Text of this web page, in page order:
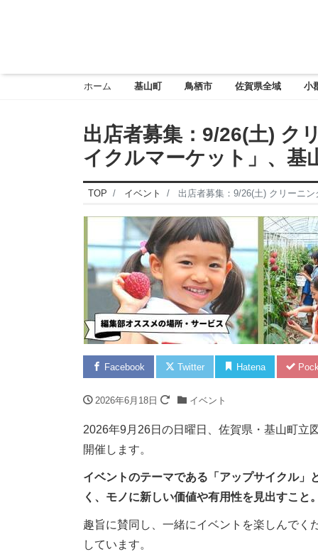
ホーム 基山町 鳥栖市 佐賀県全域 小
出店者募集：9/26(土) ク
イクルマーケット」、基
TOP イベント 出店者募集：9/26(土) クリーニ
Facebook Twitter Hatena
2026年6月18日 イベント
2026年9月26日の日曜日、佐賀県・基山町立
開催します。
イベントのテーマである「アップサイクル」
く、モノに新しい価値や有用性を見出すこと
趣旨に賛同し、一緒にイベントを楽しんでく
しています。